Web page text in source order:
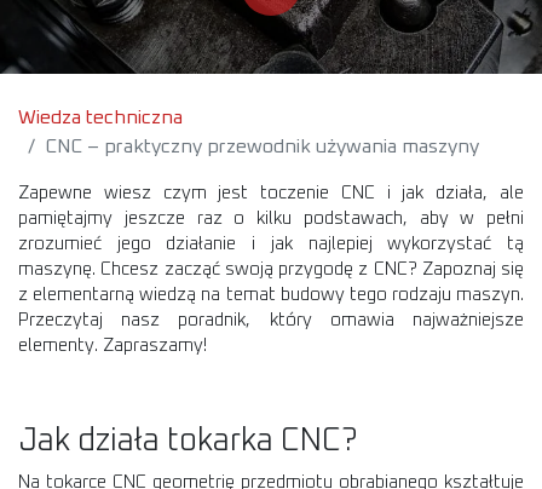
Wiedza techniczna
CNC – praktyczny przewodnik używania maszyny
Zapewne wiesz czym jest toczenie CNC i jak działa, ale
pamiętajmy jeszcze raz o kilku podstawach, aby w pełni
zrozumieć jego działanie i jak najlepiej wykorzystać tą
maszynę. Chcesz zacząć swoją przygodę z CNC? Zapoznaj się
z elementarną wiedzą na temat budowy tego rodzaju maszyn.
Przeczytaj nasz poradnik, który omawia najważniejsze
elementy. Zapraszamy!
Jak działa tokarka CNC?
Na tokarce CNC geometrię przedmiotu obrabianego kształtuje